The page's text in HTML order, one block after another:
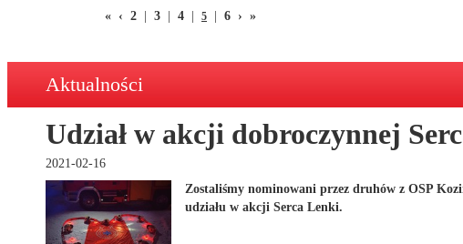
« ‹ 2 3 4 5 6 › »
Aktualności
Udział w akcji dobroczynnej
2021-02-16
Zostaliśmy nominowani przez druhów z OSP
udziału w akcji Serca Lenki.